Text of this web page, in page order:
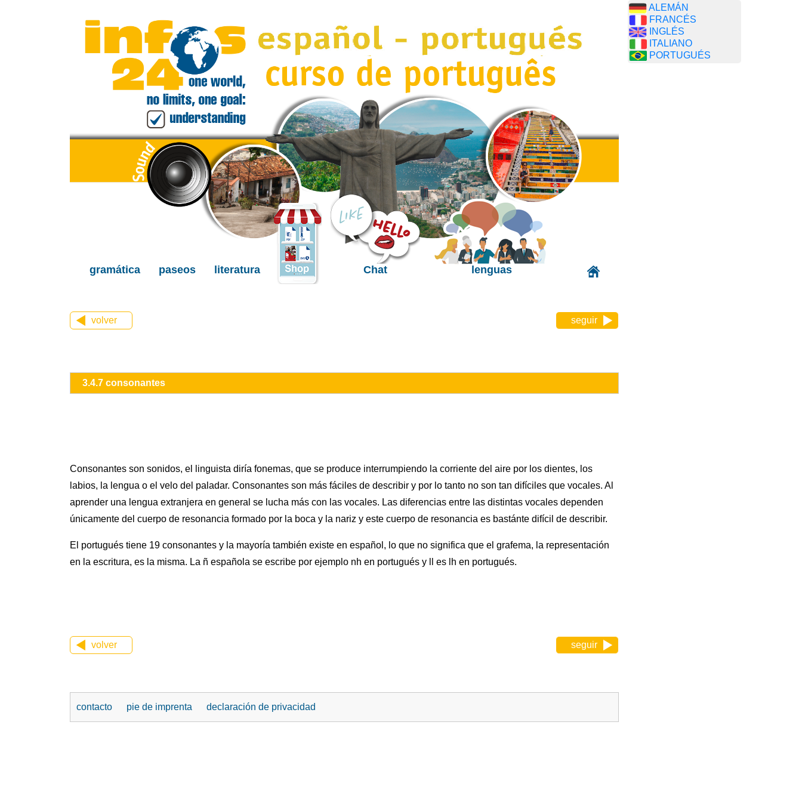
gramática paseos literatura Chat lenguas
volver seguir
3.4.7 consonantes
Consonantes son sonidos, el linguista diría fonemas, que se produce interrumpiendo la corriente del aire por los dientes, los
labios, la lengua o el velo del paladar. Consonantes son más fáciles de describir y por lo tanto no son tan difíciles que vocales. Al
aprender una lengua extranjera en general se lucha más con las vocales. Las diferencias entre las distintas vocales dependen
únicamente del cuerpo de resonancia formado por la boca y la nariz y este cuerpo de resonancia es bastánte difícil de describir.
El portugués tiene 19 consonantes y la mayoría también existe en español, lo que no significa que el grafema, la representación
en la escritura, es la misma. La ñ española se escribe por ejemplo nh en portugués y ll es lh en portugués.
volver seguir
contacto pie de imprenta declaración de privacidad
ALEMÁN
FRANCÉS
INGLÉS
ITALIANO
PORTUGUÉS